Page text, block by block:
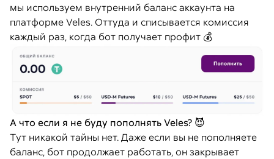
мы используем внутренний баланс аккаунта на
платформе Veles. Оттуда и списывается комиссия
каждый раз, когда бот получает профит 💰
А что если я не буду пополнять Veles? 😈
Тут никакой тайны нет. Даже если вы не пополняете
баланс, бот продолжает работать, он закрывает